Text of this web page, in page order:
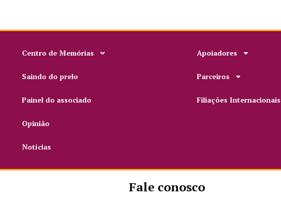
Centro de Memórias
Saindo do prelo
Painel do associado
Opinião
Notícias
Apoiadores
Parceiros
Filiações Internacionais
Fale conosco